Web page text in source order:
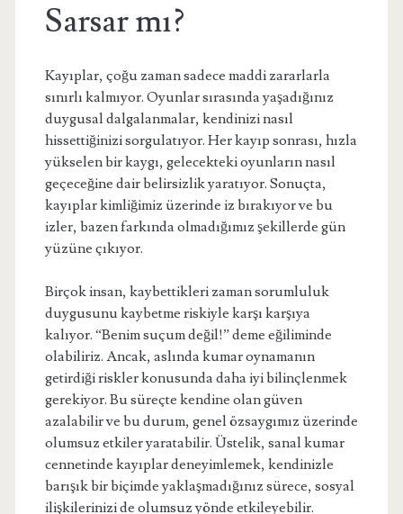
Sarsar mı?
Kayıplar, çoğu zaman sadece maddi zararlarla
sınırlı kalmıyor. Oyunlar sırasında yaşadığınız
duygusal dalgalanmalar, kendinizi nasıl
hissettiğinizi sorgulatıyor. Her kayıp sonrası, hızla
yükselen bir kaygı, gelecekteki oyunların nasıl
geçeceğine dair belirsizlik yaratıyor. Sonuçta,
kayıplar kimliğimiz üzerinde iz bırakıyor ve bu
izler, bazen farkında olmadığımız şekillerde gün
yüzüne çıkıyor.
Birçok insan, kaybettikleri zaman sorumluluk
duygusunu kaybetme riskiyle karşı karşıya
kalıyor. “Benim suçum değil!” deme eğiliminde
olabiliriz. Ancak, aslında kumar oynamanın
getirdiği riskler konusunda daha iyi bilinçlenmek
gerekiyor. Bu süreçte kendine olan güven
azalabilir ve bu durum, genel özsaygımız üzerinde
olumsuz etkiler yaratabilir. Üstelik, sanal kumar
cennetinde kayıplar deneyimlemek, kendinizle
barışık bir biçimde yaklaşmadığınız sürece, sosyal
ilişkilerinizi de olumsuz yönde etkileyebilir.